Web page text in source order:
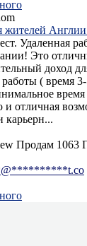
жителей
Удаленная
Это
доход
( время
и отличная
карьерн...
Продам 1063